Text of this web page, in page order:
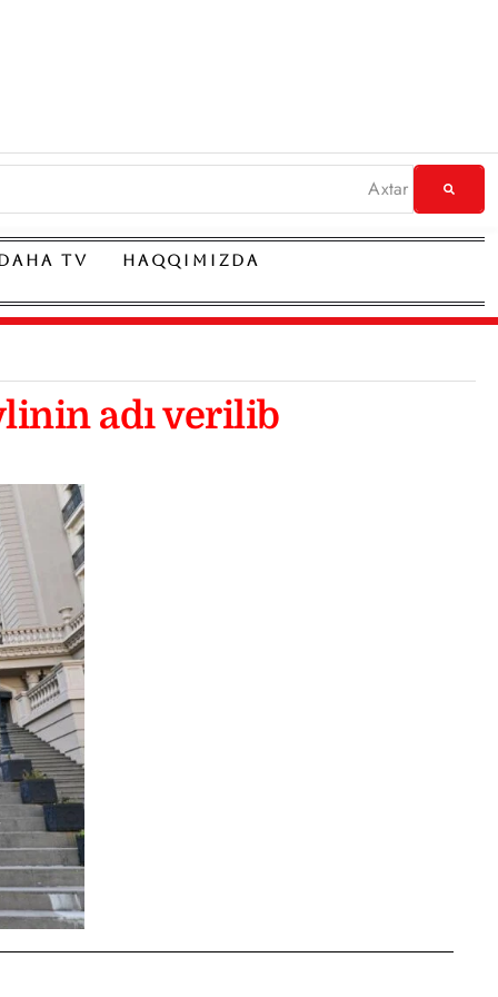
DAHA TV HAQQIMIZDA
adı verilib